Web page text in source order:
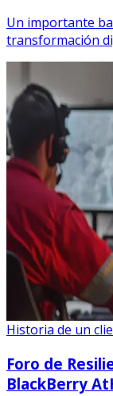
Un importante
transformación
Historia de un
Foro de
BlackBerry